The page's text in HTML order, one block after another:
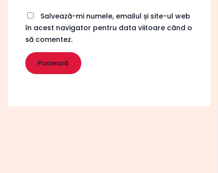
Salvează-mi numele, emailul și site-ul web
în acest navigator pentru data viitoare când o
să comentez.